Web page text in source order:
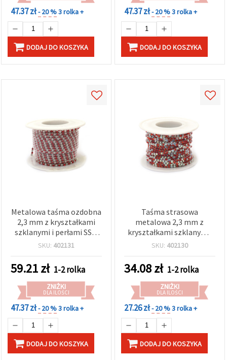
47.37 zł- 20 %3 rolka +
DODAJ DO KOSZYKA
47.37 zł- 20 %3 rolka +
DODAJ DO KOSZYKA
Metalowa taśma ozdobna
2,3 mm z kryształkami
szklanymi i perłami SS6,
czerwona - 9 m
SKU: 402131
59.21zł 1-2 rolka
ZNIŻKI
DLA ILOŚCI
47.37 zł- 20 %3 rolka +
DODAJ DO KOSZYKA
Taśma strasowa
metalowa 2,3 mm z
kryształkami szklanymi,
mix kolorów: czerwony i
SS6 - 9 m
SKU: 402130
34.08zł 1-2 rolka
ZNIŻKI
DLA ILOŚCI
27.26 zł- 20 %3 rolka +
DODAJ DO KOSZYKA